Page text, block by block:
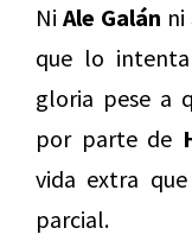
Ni Ale Galán ni
que lo
gloria pese a
por parte de
vida extra
parcial.